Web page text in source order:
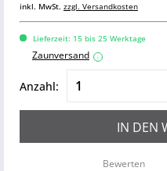
inkl. MwSt. zzgl. Versandkosten
Lieferzeit: 15 bis 25 Werktage
Zaunversand i
Anzahl:
IN DEN
Bewerten